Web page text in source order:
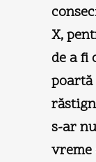
X,
de a fi
s-ar
vreme